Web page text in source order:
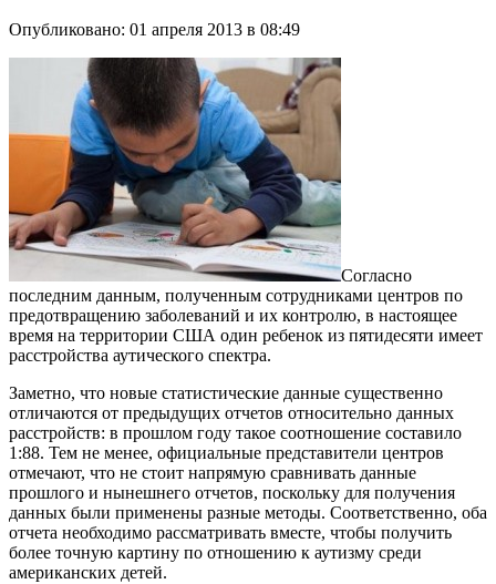
Опубликовано: 01 апреля 2013 в 08:49
Согласно
последним данным, полученным сотрудниками центров по
предотвращению заболеваний и их контролю, в настоящее
время на территории США один ребенок из пятидесяти имеет
расстройства аутического спектра.
Заметно, что новые статистические данные существенно
отличаются от предыдущих отчетов относительно данных
расстройств: в прошлом году такое соотношение составило
1:88. Тем не менее, официальные представители центров
отмечают, что не стоит напрямую сравнивать данные
прошлого и нынешнего отчетов, поскольку для получения
данных были применены разные методы. Соответственно, оба
отчета необходимо рассматривать вместе, чтобы получить
более точную картину по отношению к аутизму среди
американских детей.